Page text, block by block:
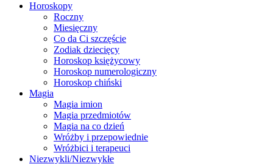
Horoskopy
Roczny
Miesięczny
Co da Ci szczęście
Zodiak dziecięcy
Horoskop księżycowy
Horoskop numerologiczny
Horoskop chiński
Magia
Magia imion
Magia przedmiotów
Magia na co dzień
Wróżby i przepowiednie
Wróżbici i terapeuci
Niezwykli/Niezwykłe